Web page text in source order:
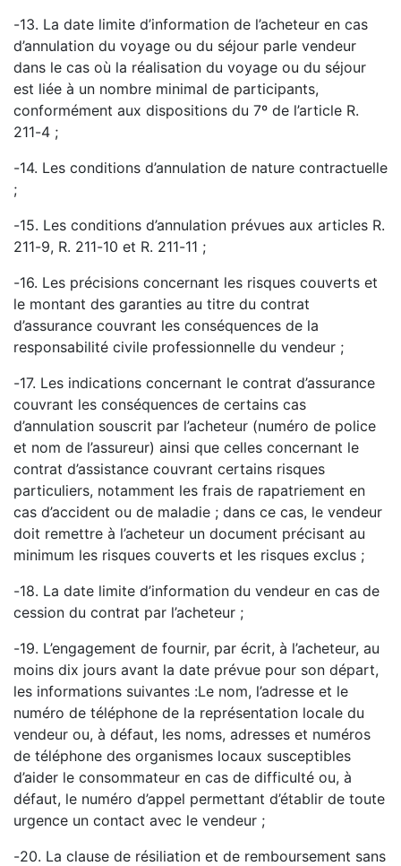
-13. La date limite d’information de l’acheteur en cas
d’annulation du voyage ou du séjour parle vendeur
dans le cas où la réalisation du voyage ou du séjour
est liée à un nombre minimal de participants,
conformément aux dispositions du 7º de l’article R.
211-4 ;
-14. Les conditions d’annulation de nature contractuelle
;
-15. Les conditions d’annulation prévues aux articles R.
211-9, R. 211-10 et R. 211-11 ;
-16. Les précisions concernant les risques couverts et
le montant des garanties au titre du contrat
d’assurance couvrant les conséquences de la
responsabilité civile professionnelle du vendeur ;
-17. Les indications concernant le contrat d’assurance
couvrant les conséquences de certains cas
d’annulation souscrit par l’acheteur (numéro de police
et nom de l’assureur) ainsi que celles concernant le
contrat d’assistance couvrant certains risques
particuliers, notamment les frais de rapatriement en
cas d’accident ou de maladie ; dans ce cas, le vendeur
doit remettre à l’acheteur un document précisant au
minimum les risques couverts et les risques exclus ;
-18. La date limite d’information du vendeur en cas de
cession du contrat par l’acheteur ;
-19. L’engagement de fournir, par écrit, à l’acheteur, au
moins dix jours avant la date prévue pour son départ,
les informations suivantes :Le nom, l’adresse et le
numéro de téléphone de la représentation locale du
vendeur ou, à défaut, les noms, adresses et numéros
de téléphone des organismes locaux susceptibles
d’aider le consommateur en cas de difficulté ou, à
défaut, le numéro d’appel permettant d’établir de toute
urgence un contact avec le vendeur ;
-20. La clause de résiliation et de remboursement sans